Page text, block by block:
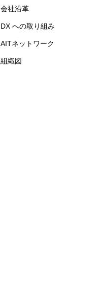
会社沿革
DX への取り組み
AITネットワーク
組織図